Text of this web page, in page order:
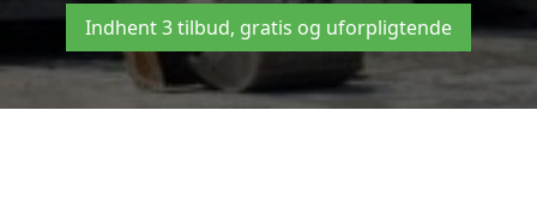
Indhent 3 tilbud, gratis og uforpligtende